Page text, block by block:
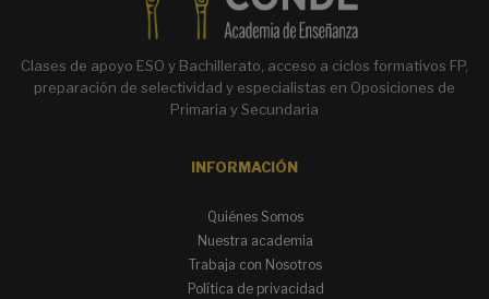
Clases de apoyo ESO y Bachillerato, acceso a ciclos formativos FP,
preparación de selectividad y especialistas en Oposiciones de
Primaria y Secundaria
INFORMACIÓN
Quiénes Somos
Nuestra academia
Trabaja con Nosotros
Política de privacidad